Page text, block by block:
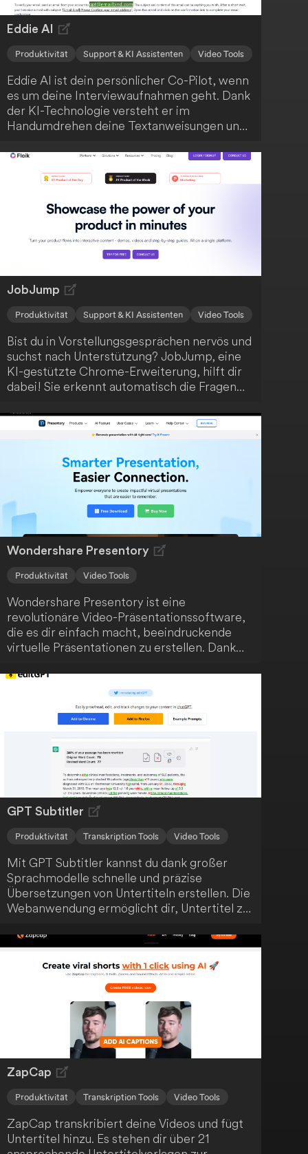
Eddie AI
Produktivität Support & KI Assistenten Video Tools
Eddie AI ist dein persönlicher Co-Pilot, wenn
es um deine Interviewaufnahmen geht. Dank
der KI-Technologie versteht er im
Handumdrehen deine Textanweisungen und
bearbeiten. Du kannst stärkere Hooks
anfordern, deine Schnitte prägnanter
gestalten und nahtlos mit Eddie iterieren.
Anschließend exportierst du die Ergebnisse
ganz einfach als MP4 oder arbeitest sie in
Adobe, DaVinci Resolve und FCP weiter aus.
JobJump
Produktivität Support & KI Assistenten Video Tools
Bist du in Vorstellungsgesprächen nervös und
suchst nach Unterstützung? JobJump, eine
KI-gestützte Chrome-Erweiterung, hilft dir
dabei! Sie erkennt automatisch die Fragen
Antwortvorschläge basierend auf deinem
Lebenslauf. Mit dieser innovativen Lösung
Land ziehen.
Wondershare Presentory
Produktivität Video Tools
Wondershare Presentory ist eine
revolutionäre Video-Präsentationssoftware,
die es dir einfach macht, beeindruckende
virtuelle Präsentationen zu erstellen. Dank
deine Botschaft sicher bei deinem Publikum
GPT Subtitler
Produktivität Transkription Tools Video Tools
Mit GPT Subtitler kannst du dank großer
Sprachmodelle schnelle und präzise
Übersetzungen von Untertiteln erstellen. Die
Webanwendung ermöglicht dir, Untertitel zu
optimierst du deinen Arbeitsablauf durch
ZapCap
Produktivität Transkription Tools Video Tools
ZapCap transkribiert deine Videos und fügt
Untertitel hinzu. Es stehen dir über 21